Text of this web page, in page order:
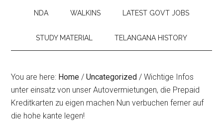
NDA WALKINS LATEST GOVT JOBS
STUDY MATERIAL TELANGANA HISTORY
You are here: Home / Uncategorized / Wichtige Infos
unter einsatz von unser Autovermietungen, die Prepaid
Kreditkarten zu eigen machen Nun verbuchen ferner auf
die hohe kante legen!